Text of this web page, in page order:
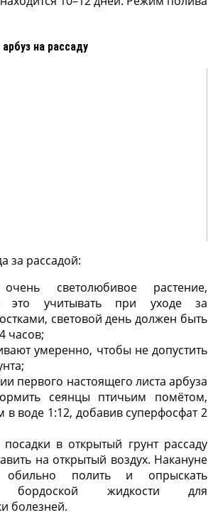
на рассаду
за рассадой:
светолюбивое растение,
это учитывать при уходе за
световой день должен быть
часов;
умеренно, чтобы не допустить
первого настоящего листа арбуза
сеянцы птичьим помётом,
в воде 1:12, добавив суперфосфат 2
в открытый грунт рассаду
на открытый воздух. Накануне
полить и опрыскать
бордоской жидкости для
болезней.